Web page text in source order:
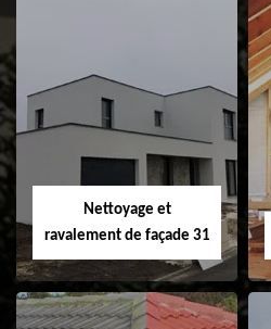
Pose et
changement de
fenêtre de toit et
Velux 31
Nettoyage et
ravalement de façade 31